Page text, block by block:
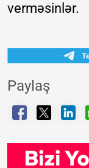
verməsinlər.
Paylaş